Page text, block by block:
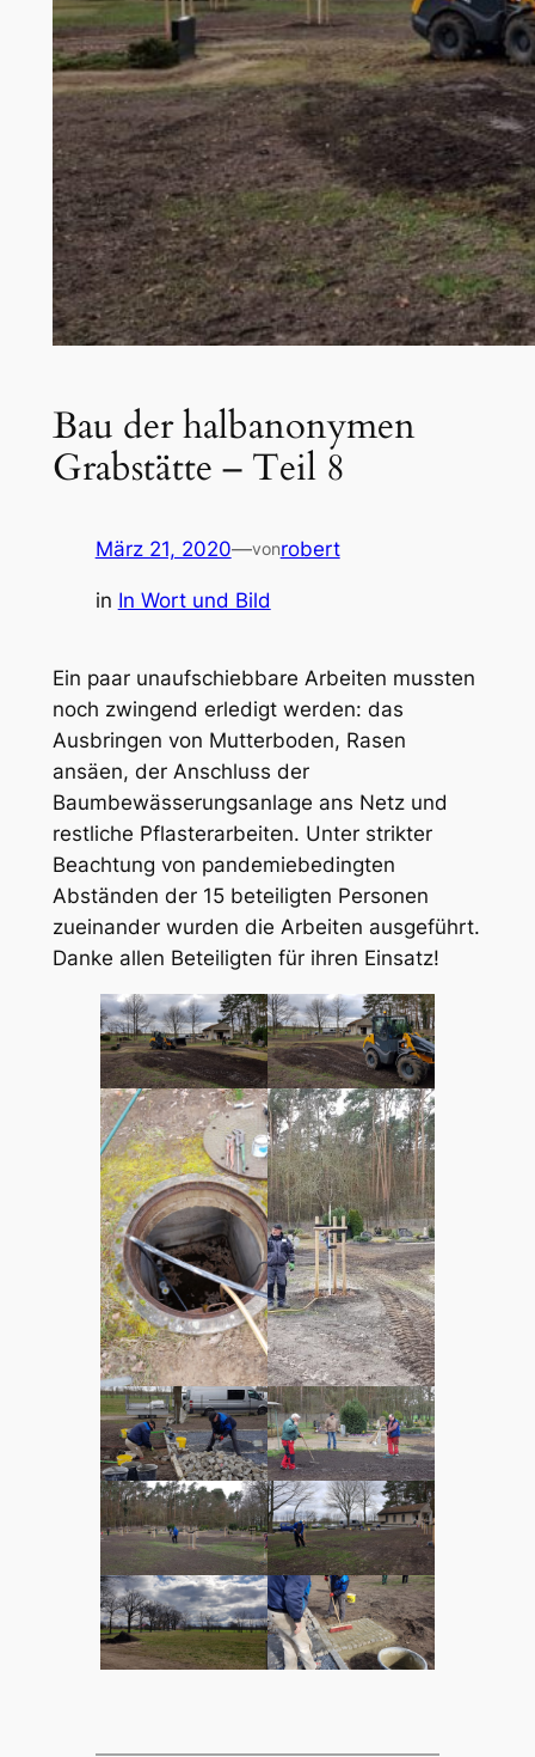
Bau der halbanonymen
Grabstätte – Teil 8
März 21, 2020—vonrobert
in In Wort und Bild
Ein paar unaufschiebbare Arbeiten mussten
noch zwingend erledigt werden: das
Ausbringen von Mutterboden, Rasen
ansäen, der Anschluss der
Baumbewässerungsanlage ans Netz und
restliche Pflasterarbeiten. Unter strikter
Beachtung von pandemiebedingten
Abständen der 15 beteiligten Personen
zueinander wurden die Arbeiten ausgeführt.
Danke allen Beteiligten für ihren Einsatz!